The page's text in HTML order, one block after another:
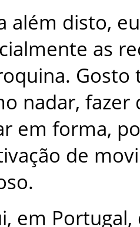
além disto, eu
as
. Gosto
nadar, fazer
em forma,
de
.
, em Portugal,